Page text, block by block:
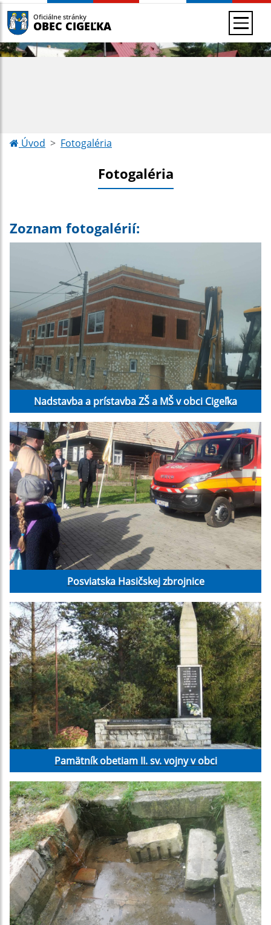
Oficiálne stránky
OBEC CIGEĽKA
Úvod Fotogaléria
Fotogaléria
Zoznam fotogalérií:
Nadstavba a prístavba ZŠ a MŠ v obci Cigeľka
Posviatska Hasičskej zbrojnice
Pamätník obetiam II. sv. vojny v obci